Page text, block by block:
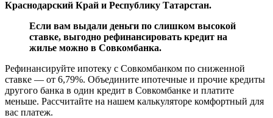
Краснодарский Край и Республику Татарстан.
Если вам выдали деньги по слишком высокой
ставке, выгодно рефинансировать кредит на
жилье можно в Совкомбанка.
Рефинансируйте ипотеку с Совкомбанком по сниженной
ставке — от 6,79%. Объедините ипотечные и прочие кредиты
другого банка в один кредит в Совкомбанке и платите
меньше. Рассчитайте на нашем калькуляторе комфортный для
вас платеж.